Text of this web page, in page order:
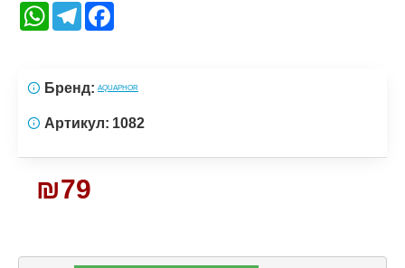
WhatsAppTelegram
₪79
Бренд: AQUAPHOR
Артикул: 1082